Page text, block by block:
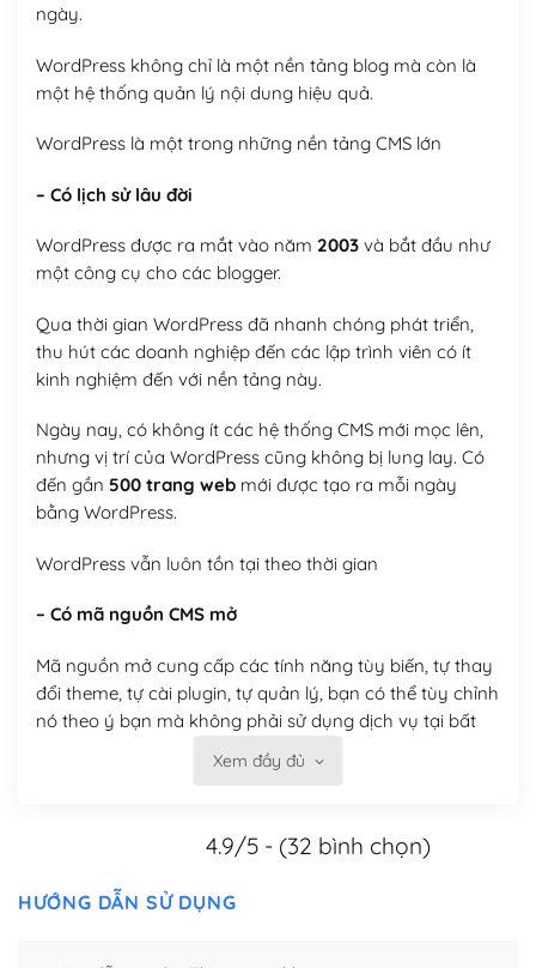
ngày.
WordPress không chỉ là một nền tảng blog mà còn là
một hệ thống quản lý nội dung hiệu quả.
WordPress là một trong những nền tảng CMS lớn
– Có lịch sử lâu đời
WordPress được ra mắt vào năm 2003và bắt đầu như
một công cụ cho các blogger.
Qua thời gian WordPress đã nhanh chóng phát triển,
thu hút các doanh nghiệp đến các lập trình viên có ít
kinh nghiệm đến với nền tảng này.
Ngày nay, có không ít các hệ thống CMS mới mọc lên,
nhưng vị trí của WordPress cũng không bị lung lay. Có
đến gần 500 trang webmới được tạo ra mỗi ngày
bằng WordPress.
WordPress vẫn luôn tồn tại theo thời gian
– Có mã nguồn CMS mở
Mã nguồn mở cung cấp các tính năng tùy biến, tự thay
đổi theme, tự cài plugin, tự quản lý, bạn có thể tùy chỉnh
nó theo ý bạn mà không phải sử dụng dịch vụ tại bất
Xem đầy đủ
4.9/5 - (32 bình chọn)
HƯỚNG DẪN SỬ DỤNG